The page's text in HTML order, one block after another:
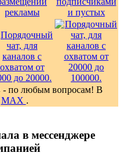
- по любым вопросам! В
MAX .
в мессенджере